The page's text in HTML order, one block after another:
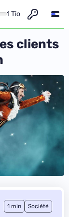
1 Tio
clients
1 min Société